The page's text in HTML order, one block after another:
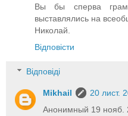
Вы бы сперва
выставлялись на
Николай.
Відповісти
Відповіді
Mikhail
20 лист.
Анонимный 19 нояб.